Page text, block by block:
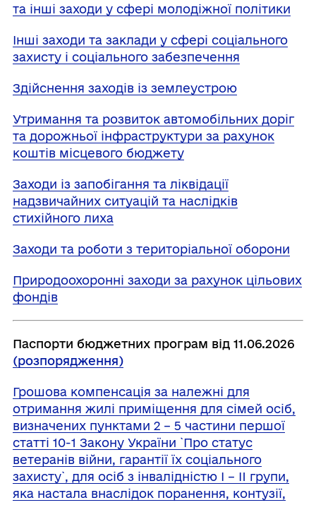
та інші заходи у сфері молодіжної політики
Інші заходи та заклади у сфері соціального
захисту і соціального забезпечення
Здійснення заходів із землеустрою
Утримання та розвиток автомобільних доріг
та дорожньої інфраструктури за рахунок
коштів місцевого бюджету
Заходи із запобігання та ліквідації
надзвичайних ситуацій та наслідків
стихійного лиха
Заходи та роботи з територіальної оборони
Природоохоронні заходи за рахунок цільових
фондів
Паспорти бюджетних програм від 11.06.2026
(розпорядження)
Грошова компенсація за належні для
отримання жилі приміщення для сімей осіб,
визначених пунктами 2 – 5 частини першої
статті 10-1 Закону України `Про статус
ветеранів війни, гарантії їх соціального
захисту`, для осіб з інвалідністю I – II групи,
яка настала внаслідок поранення, контузії,